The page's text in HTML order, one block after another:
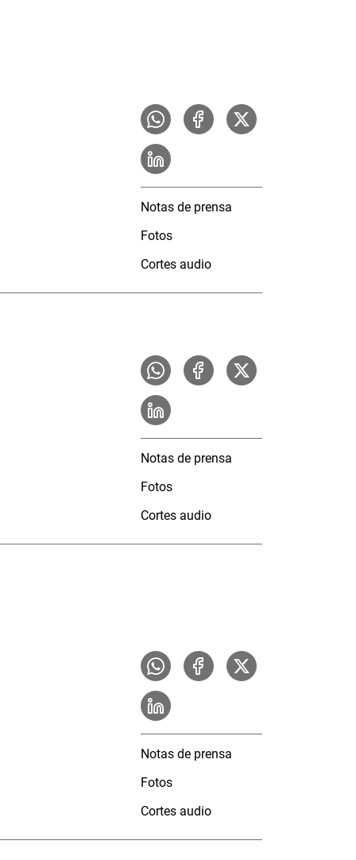
Notas de prensa
Fotos
Cortes audio
Notas de prensa
Fotos
Cortes audio
Notas de prensa
Fotos
Cortes audio